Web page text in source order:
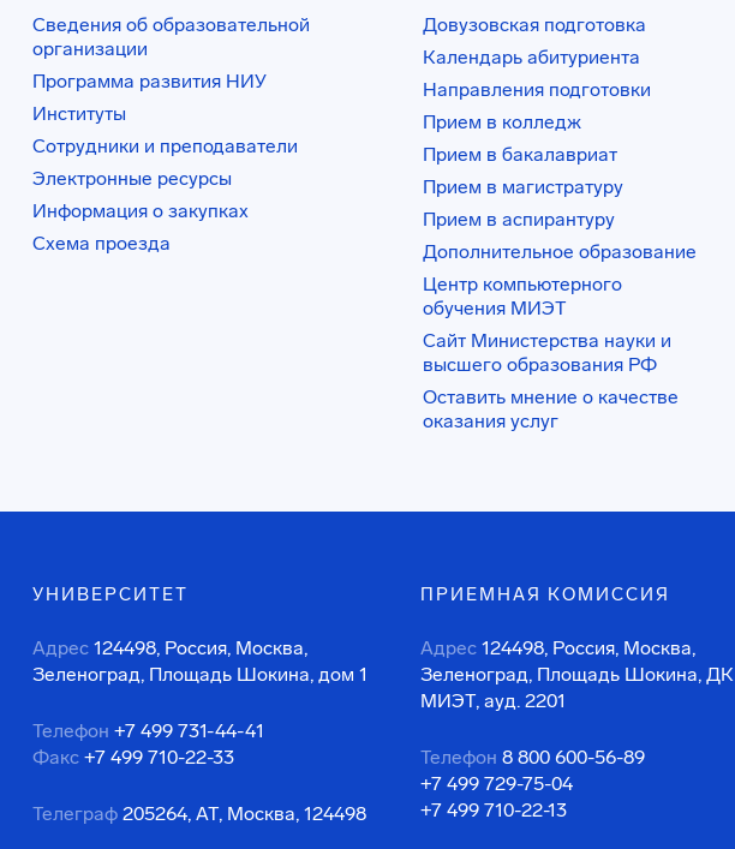
Сведения об образовательной
организации
Программа развития НИУ
Институты
Сотрудники и преподаватели
Электронные ресурсы
Информация о закупках
Схема проезда
Довузовская подготовка
Календарь абитуриента
Направления подготовки
Прием в колледж
Прием в бакалавриат
Прием в магистратуру
Прием в аспирантуру
Дополнительное образование
Центр компьютерного
обучения МИЭТ
Сайт Министерства науки и
высшего образования РФ
Оставить мнение о качестве
оказания услуг
УНИВЕРСИТЕТ
Адрес 124498, Россия, Москва,
Зеленоград, Площадь Шокина, дом 1
Телефон +7 499 731-44-41
Факс +7 499 710-22-33
Телеграф 205264, АТ, Москва, 124498
ПРИЕМНАЯ КОМИССИЯ
Адрес 124498, Россия, Москва,
Зеленоград, Площадь Шокина, ДК
МИЭТ, ауд. 2201
Телефон 8 800 600-56-89
+7 499 729-75-04
+7 499 710-22-13